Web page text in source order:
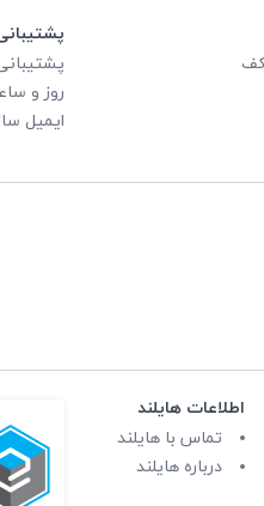
پشتیبانی و
روز و
ایمیل
اطلاعات هایلند
تماس با هایلند
درباره هایلند